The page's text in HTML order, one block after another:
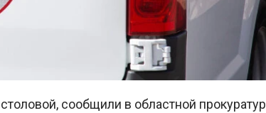
сообщили в областной